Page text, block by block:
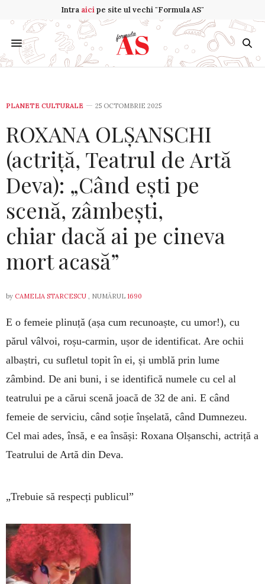
Intra aicipe site ul vechi "Formula AS"
PLANETE CULTURALE 25 OCTOMBRIE 2025
ROXANA OLȘANSCHI
(actriță, Teatrul de Artă
Deva): „Când ești pe
scenă, zâmbești,
chiar dacă ai pe cineva
mort acasă”
by CAMELIA STARCESCU , NUMĂRUL 1690
E o femeie plinuță (așa cum recunoaște, cu umor!), cu
părul vâlvoi, roșu-carmin, ușor de identificat. Are ochii
albaștri, cu sufletul topit în ei, și umblă prin lume
zâmbind. De ani buni, i se identifică numele cu cel al
teatrului pe a cărui scenă joacă de 32 de ani. E când
femeie de serviciu, când soție înșelată, când Dumnezeu.
Cel mai ades, însă, e ea însăși: Roxana Olșanschi, actriță a
Teatrului de Artă din Deva.
„Trebuie să respecți publicul”